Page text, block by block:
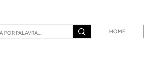
HOME